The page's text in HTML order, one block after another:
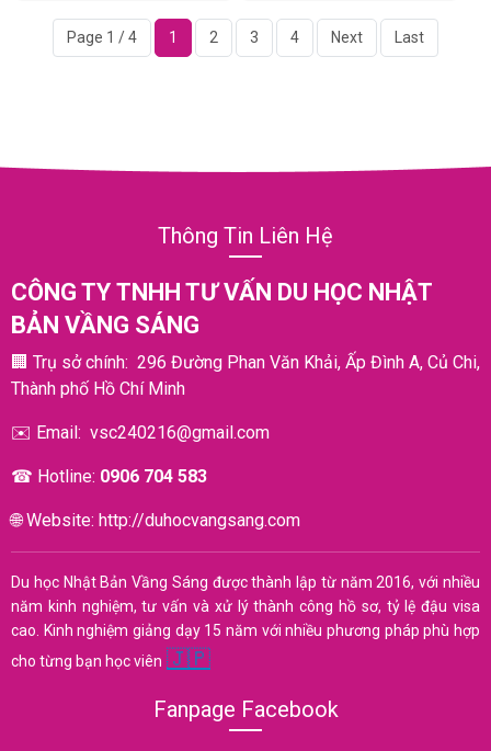
Page 1 / 4 1 2 3 4 Next Last
Thông Tin Liên Hệ
CÔNG TY TNHH TƯ VẤN DU HỌC NHẬT
BẢN VẦNG SÁNG
🏢 Trụ sở chính: 296 Đường Phan Văn Khải, Ấp Đình A, Củ Chi,
Thành phố Hồ Chí Minh
✉️ Email: vsc240216@gmail.com
☎︎ Hotline: 0906 704 583
🌐Website: http://duhocvangsang.com
Du học Nhật Bản Vầng Sáng được thành lập từ năm 2016, với nhiều
năm kinh nghiệm, tư vấn và xử lý thành công hồ sơ, tỷ lệ đậu visa
cao. Kinh nghiệm giảng dạy 15 năm với nhiều phương pháp phù hợp
cho từng bạn học viên 🇯🇵
Fanpage Facebook